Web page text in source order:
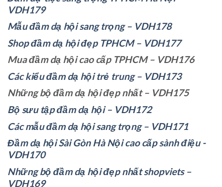
VDH179
Mẫu đầm dạ hội sang trọng – VDH178
Shop đầm dạ hội đẹp TPHCM – VDH177
Mua đầm dạ hội cao cấp TPHCM – VDH176
Các kiểu đầm dạ hội trẻ trung – VDH173
Những bộ đầm dạ hội đẹp nhất – VDH175
Bộ sưu tập đầm dạ hội – VDH172
Các mẫu đầm dạ hội sang trọng – VDH171
Đầm dạ hội Sài Gòn Hà Nội cao cấp sành điệu -
VDH170
Những bộ đầm dạ hội đẹp nhất shopviets –
VDH169